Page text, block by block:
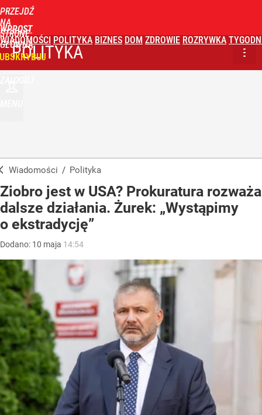
PRZEJDŹ
NA
STRONĘ
GŁÓWNĄ
WPROST
WIADOMOŚCI POLITYKA BIZNES DOM ZDROWIE ROZRYWKA
POLITYKA
Wiadomości / Polityka
Ziobro jest w USA? Prokuratura rozważa
dalsze działania. Żurek: „Wystąpimy
o ekstradycję”
Dodano: 10 maja 14:54